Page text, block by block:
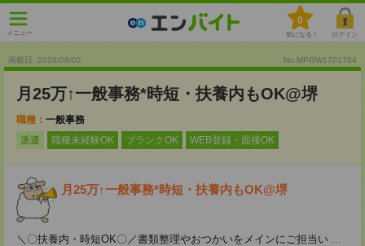
メニュー
0
気になる！ ログイン
掲載日 :2026/08/02 No.MPGW1701704
月25万↑一般事務*時短・扶養内もOK@堺
職種： 一般事務
派遣
職種未経験OK ブランクOK WEB登録・面接OK
月25万↑一般事務*時短・扶養内もOK@堺
＼〇扶養内・時短OK〇／書類整理やおつかいをメインにご担当い ...